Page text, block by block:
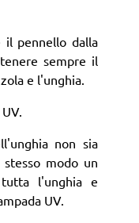
il pennello dalla
sempre il
e l'unghia.
non sia
modo un
l'unghia e
UV.